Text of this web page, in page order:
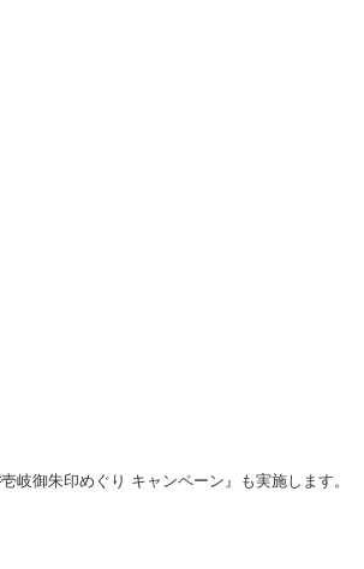
御朱印めぐり キャンペーン』も実施します。